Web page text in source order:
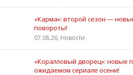
«Карма»: второй сезон —
повороты!
07.08.26, Новости
«Коралловый дворец»: новые
ожидаемом сериале осени!